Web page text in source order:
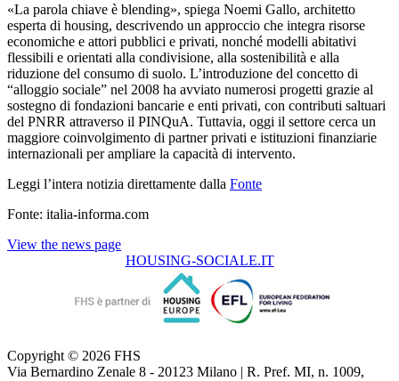
«La parola chiave è blending», spiega Noemi Gallo, architetto
esperta di housing, descrivendo un approccio che integra risorse
economiche e attori pubblici e privati, nonché modelli abitativi
flessibili e orientati alla condivisione, alla sostenibilità e alla
riduzione del consumo di suolo. L’introduzione del concetto di
“alloggio sociale” nel 2008 ha avviato numerosi progetti grazie al
sostegno di fondazioni bancarie e enti privati, con contributi saltuari
del PNRR attraverso il PINQuA. Tuttavia, oggi il settore cerca un
maggiore coinvolgimento di partner privati e istituzioni finanziarie
internazionali per ampliare la capacità di intervento.
Leggi l’intera notizia direttamente dalla Fonte
Fonte: italia-informa.com
View the news page
HOUSING-SOCIALE.IT
Copyright © 2026 FHS
Via Bernardino Zenale 8 - 20123 Milano | R. Pref. MI, n. 1009,